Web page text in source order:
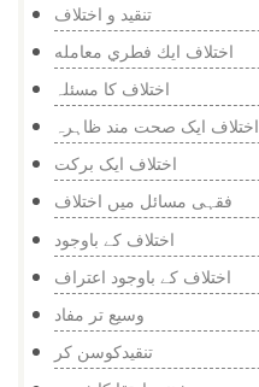
تنقید و اختلاف
اختلاف ايك فطري معامله
اختلاف کا مسئلہ
اختلاف ایک صحت مند ظاہرہ
اختلاف ایک برکت
فقہی مسائل میں اختلاف
اختلاف کے باوجود
اختلاف کے باوجود اعتراف
وسيع تر مفاد
تنقیدکوسن کر